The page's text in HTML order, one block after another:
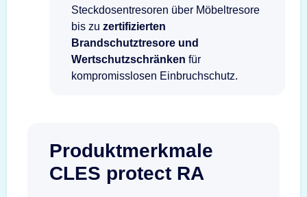
Steckdosentresoren über Möbeltresore
bis zu zertifizierten
Brandschutztresore und
Wertschutzschränken für
kompromisslosen Einbruchschutz.
Produktmerkmale
CLES protect RA